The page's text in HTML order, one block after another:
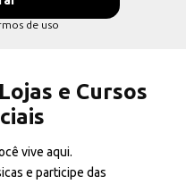
de uso
e Cursos
vive aqui.
e participe das